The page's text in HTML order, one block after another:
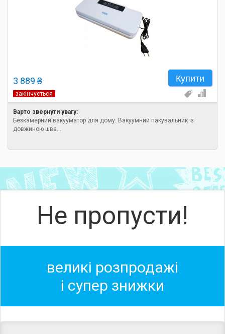
3 889 ₴ Купити
закінчується
Варто звернути увагу:
Безкамерний вакууматор для дому. Вакуумний пакувальник із
довжиною шва...
Не пропусти!
великі розпродажі
і супер знижки